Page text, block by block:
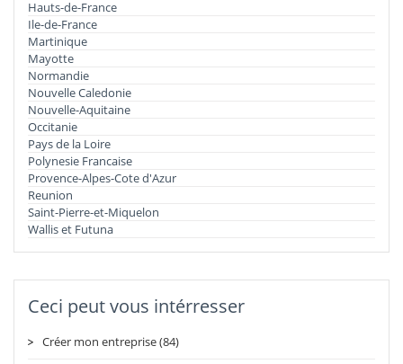
Hauts-de-France
Ile-de-France
Martinique
Mayotte
Normandie
Nouvelle Caledonie
Nouvelle-Aquitaine
Occitanie
Pays de la Loire
Polynesie Francaise
Provence-Alpes-Cote d'Azur
Reunion
Saint-Pierre-et-Miquelon
Wallis et Futuna
Ceci peut vous intérresser
Créer mon entreprise (84)